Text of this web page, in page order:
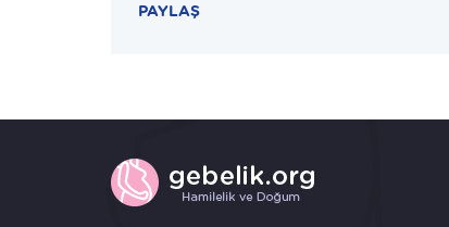
PAYLAŞ